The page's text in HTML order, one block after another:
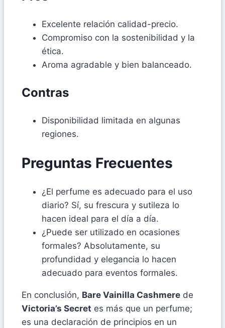
Excelente relación calidad-precio.
Compromiso con la sostenibilidad y la
ética.
Aroma agradable y bien balanceado.
Contras
Disponibilidad limitada en algunas
regiones.
Preguntas Frecuentes
¿El perfume es adecuado para el uso
diario? Sí, su frescura y sutileza lo
hacen ideal para el día a día.
¿Puede ser utilizado en ocasiones
formales? Absolutamente, su
profundidad y elegancia lo hacen
adecuado para eventos formales.
En conclusión, Bare Vainilla Cashmere de
Victoria’s Secret es más que un perfume;
es una declaración de principios en un